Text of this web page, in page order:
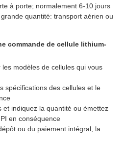
à porte; normalement 6-10 jours
quantité: transport aérien ou
commande de cellule lithium-
modèles de cellules qui vous
spécifications des cellules et le
et indiquez la quantité ou émettez
en conséquence
ou du paiement intégral, la